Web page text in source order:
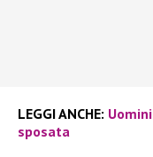
LEGGI ANCHE:
sposata